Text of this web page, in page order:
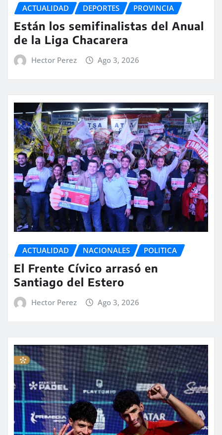
ACTUALIDAD DEPORTES PROVINCIA
Están los semifinalistas del Anual
de la Liga Chacarera
Hector Perez Ago 3, 2026
ACTUALIDAD NACIONALES POLITICA
El Frente Cívico arrasó en
Santiago del Estero
Hector Perez Ago 3, 2026